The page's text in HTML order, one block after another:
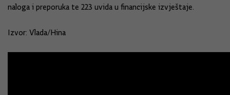
naloga i preporuka te 223 uvida u financijske izvještaje.
Izvor: Vlada/Hina